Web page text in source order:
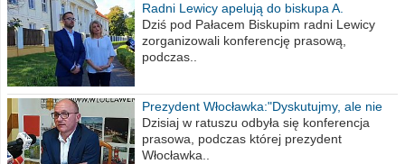
Radni Lewicy apelują do biskupa A.
Wiesława Meringa
Dziś pod Pałacem Biskupim radni Lewicy
zorganizowali konferencję prasową,
podczas..
Prezydent Włocławka:"Dyskutujmy, ale nie
obrażajmy się”
Dzisiaj w ratuszu odbyła się konferencja
prasowa, podczas której prezydent
Włocławka..